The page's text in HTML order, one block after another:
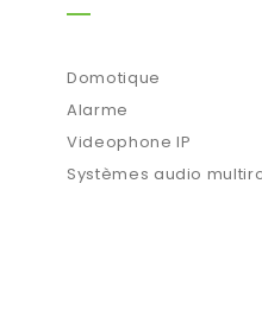
Domotique
Alarme
Videophone IP
Systèmes audio